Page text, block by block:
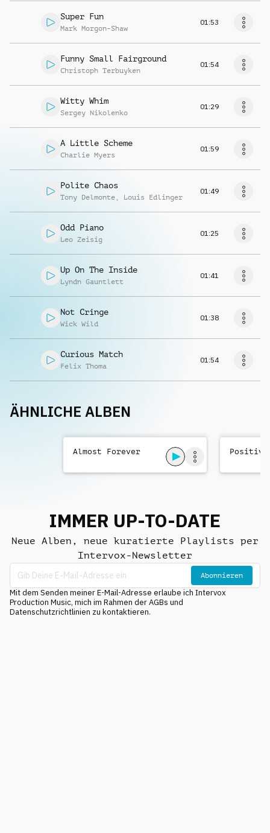
Super Fun
Mark Morgon-Shaw
01:53
Funny Small Fairground
Christoph Terbuyken
01:54
Witty Whim
Sergey Nikolenko
01:29
A Little Scheme
Charlie Myers
01:59
Polite Chaos
Tony Delmonte , Louis Edlinger
01:49
Odd Piano
Leo Zeisig
01:25
Up On The Inside
Lyndn Gauntlett
01:41
Not Cringe
Wick Wild
01:38
Curious Match
Felix Thoma
01:54
ÄHNLICHE ALBEN
Almost Forever
IMMER UP-TO-DATE
Neue Alben, neue kuratierte Playlists per
Intervox-Newsletter
Abonnieren
Mit dem Senden meiner E-Mail-Adresse erlaube ich Intervox
Production Music, mich im Rahmen der AGBs und
Datenschutzrichtlinien zu kontaktieren.